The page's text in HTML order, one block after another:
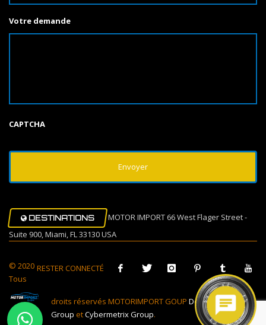
Votre demande
CAPTCHA
DESTINATIONS
MOTOR IMPORT 66 West Flager Street -
Suite 900, Miami, FL 33130 USA
RESTER CONNECTÉ
© 2020
Tous
droits réservés MOTORIMPORT GOUP Design Muovi
Group etCybermetrix Group.